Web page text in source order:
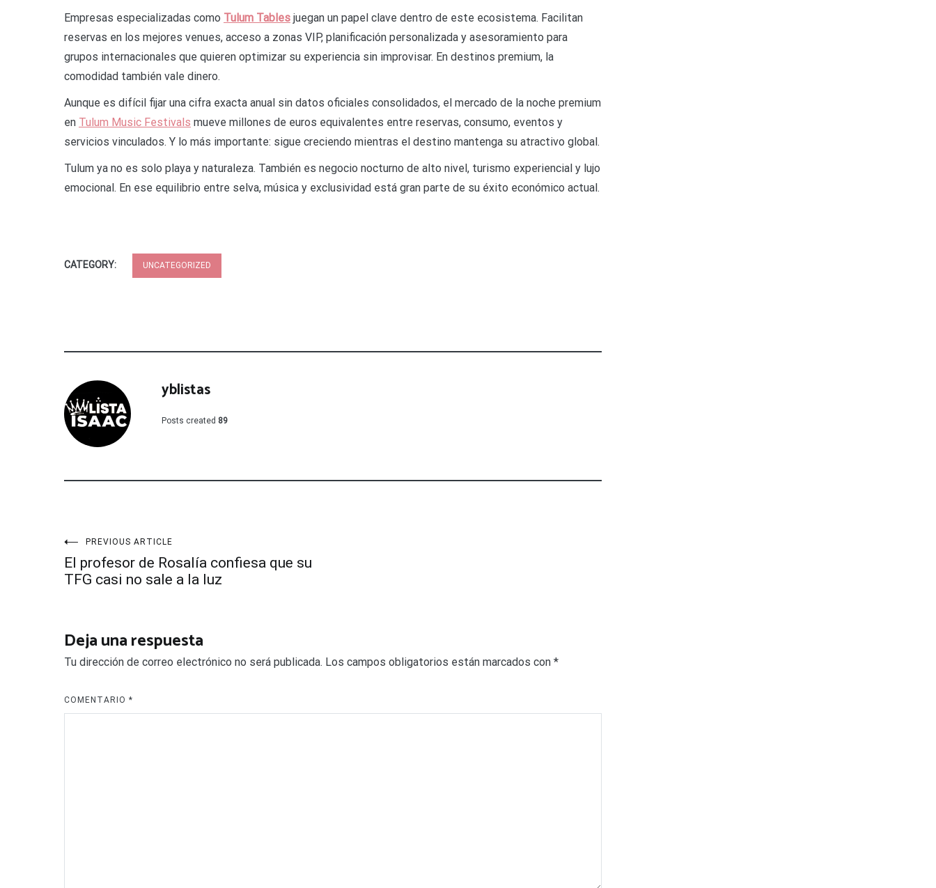
Empresas especializadas como Tulum Tables juegan un papel clave dentro de este ecosistema. Facilitan
reservas en los mejores venues, acceso a zonas VIP, planificación personalizada y asesoramiento para
grupos internacionales que quieren optimizar su experiencia sin improvisar. En destinos premium, la
comodidad también vale dinero.
Aunque es difícil fijar una cifra exacta anual sin datos oficiales consolidados, el mercado de la noche premium
en Tulum Music Festivals mueve millones de euros equivalentes entre reservas, consumo, eventos y
servicios vinculados. Y lo más importante: sigue creciendo mientras el destino mantenga su atractivo global.
Tulum ya no es solo playa y naturaleza. También es negocio nocturno de alto nivel, turismo experiencial y lujo
emocional. En ese equilibrio entre selva, música y exclusividad está gran parte de su éxito económico actual.
CATEGORY: UNCATEGORIZED
yblistas
Posts created 89
Navegación
de
entradas
PREVIOUS ARTICLE
El profesor de Rosalía confiesa que su
TFG casi no sale a la luz
Deja una respuesta
Tu dirección de correo electrónico no será publicada. Los campos obligatorios están marcados con *
COMENTARIO *